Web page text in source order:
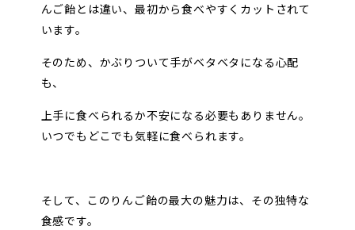
んご飴とは違い、最初から食べやすくカットされて
います。
そのため、かぶりついて手がベタベタになる心配
も、
上手に食べられるか不安になる必要もありません。
いつでもどこでも気軽に食べられます。
そして、このりんご飴の最大の魅力は、その独特な
食感です。